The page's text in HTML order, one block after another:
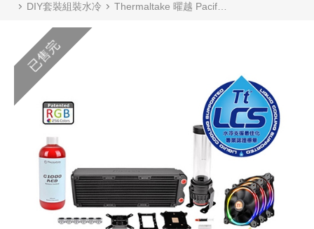
DIY套裝組裝水冷 Thermaltake 曜越 Pacific RL360 D5 硬管 RGB 水冷組合包
已售完